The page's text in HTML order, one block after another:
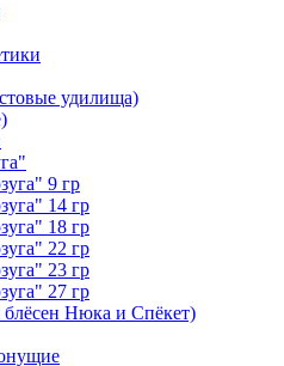
удилища)
9 гр
14 гр
18 гр
22 гр
23 гр
27 гр
блёсен Нюка и Спёкет)